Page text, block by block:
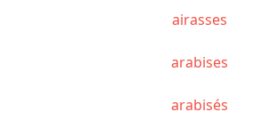
airasses
arabises
arabisés